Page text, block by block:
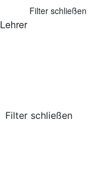
Filter schließen
Lehrer
Filter schließen